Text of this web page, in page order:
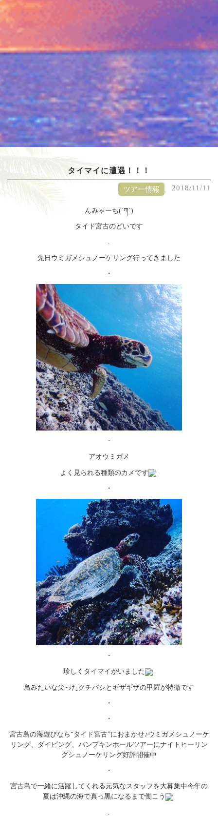
タイマイに遭遇！！！
ツアー情報 2018/11/11
んみゃーち(´ཀ`)
タイド宮古のどいです
.
先日ウミガメシュノーケリング行ってきました
・
・
アオウミガメ
よく見られる種類のカメです
・
・
珍しくタイマイがいました
鳥みたいな尖ったクチバシとギザギザの甲羅が特徴です
・
・
宮古島の海遊びなら“タイド宮古”におまかせ♪ウミガメシュノーケ
リング、ダイビング、 パンプキンホールツアーにナイトヒーリン
グシュノーケリング好評開催中
・
宮古島で一緒に活躍してくれる元気なスタッフを大募集中今年の
夏は沖縄の海で真っ黒になるまで働こう